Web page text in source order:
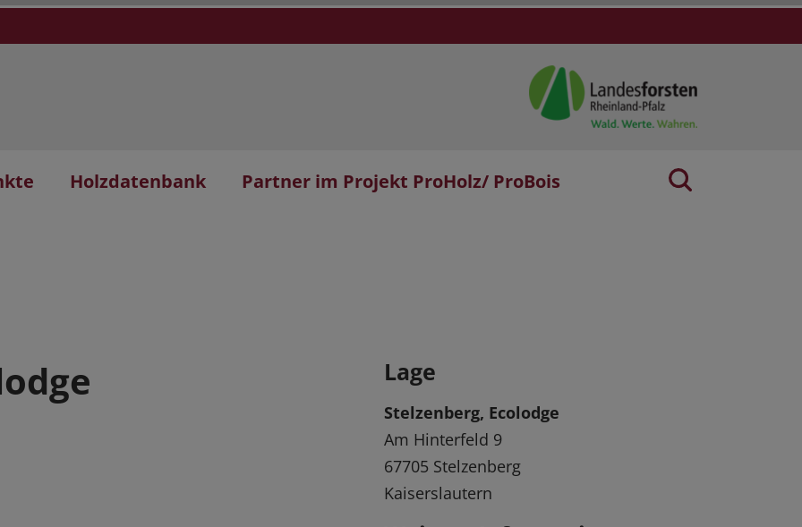
Holzdatenbank Partner im Projekt ProHolz/ ProBois
Lage
Stelzenberg, Ecolodge
Am Hinterfeld 9
67705 Stelzenberg
Kaiserslautern